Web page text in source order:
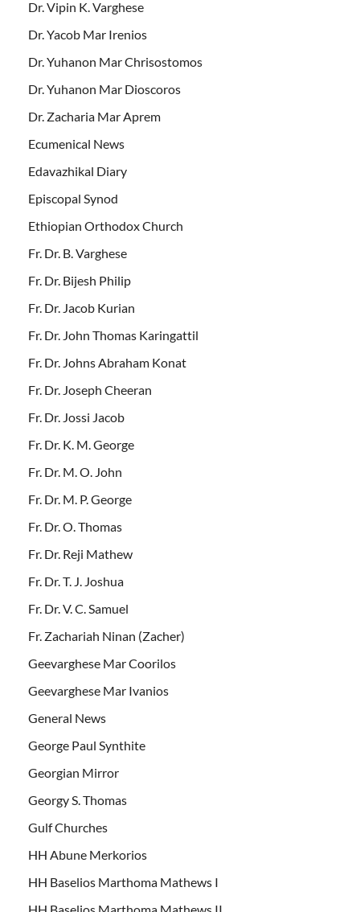
Dr. Vipin K. Varghese
Dr. Yacob Mar Irenios
Dr. Yuhanon Mar Chrisostomos
Dr. Yuhanon Mar Dioscoros
Dr. Zacharia Mar Aprem
Ecumenical News
Edavazhikal Diary
Episcopal Synod
Ethiopian Orthodox Church
Fr. Dr. B. Varghese
Fr. Dr. Bijesh Philip
Fr. Dr. Jacob Kurian
Fr. Dr. John Thomas Karingattil
Fr. Dr. Johns Abraham Konat
Fr. Dr. Joseph Cheeran
Fr. Dr. Jossi Jacob
Fr. Dr. K. M. George
Fr. Dr. M. O. John
Fr. Dr. M. P. George
Fr. Dr. O. Thomas
Fr. Dr. Reji Mathew
Fr. Dr. T. J. Joshua
Fr. Dr. V. C. Samuel
Fr. Zachariah Ninan (Zacher)
Geevarghese Mar Coorilos
Geevarghese Mar Ivanios
General News
George Paul Synthite
Georgian Mirror
Georgy S. Thomas
Gulf Churches
HH Abune Merkorios
HH Baselios Marthoma Mathews I